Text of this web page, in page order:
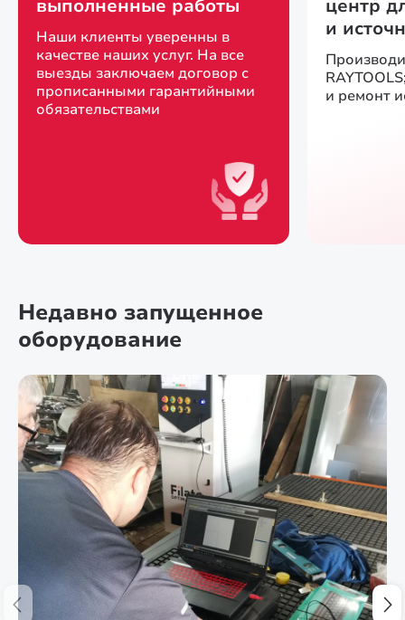
выполненные работы
Наши клиенты уверенны в
качестве наших услуг. На все
выезды заключаем договор с
прописанными гарантийными
обязательствами
центр
и
и ремонт
Недавно запущенное
оборудование